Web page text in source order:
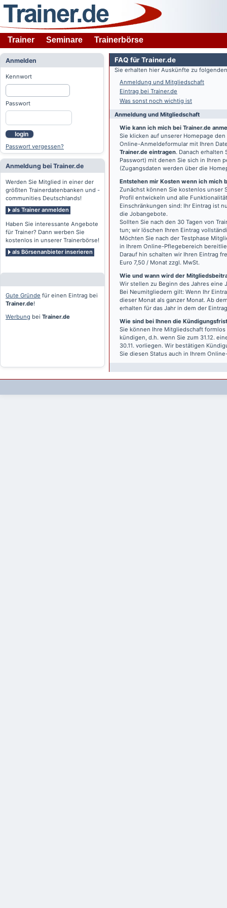
Trainer Seminare Trainerbörse
Anmelden
Kennwort
Passwort
login
Passwort vergessen?
Anmeldung bei Trainer.de
Werden Sie Mitglied in einer der
größten Trainerdatenbanken und -
communities Deutschlands!
als Trainer anmelden
Haben Sie interessante Angebote
für Trainer? Dann werben Sie
kostenlos in unserer Trainerbörse!
als Börsenanbieter inserieren
Gute Gründe für einen Eintrag bei
Trainer.de!
Werbung bei Trainer.de
FAQ für Trainer.de
Sie erhalten hier Auskünfte zu
Anmeldung und Mitgliedschaft
Eintrag bei Trainer.de
Was sonst noch wichtig ist
Anmeldung und Mitgliedschaft
Wie kann ich mich bei Trainer.de
Sie klicken auf unserer Homepage
Online-Anmeldeformular mit Ihren
Trainer.de eintragen. Danach erhalten
Passwort) mit denen Sie sich in Ihren
(Zugangsdaten werden über die
Entstehen mir Kosten wenn ich mich
Zunächst können Sie kostenlos unser
Profil entwickeln und alle
Einschränkungen sind: Ihr Eintrag ist
die Jobangebote.
Sollten Sie nach den 30 Tagen von
tun; wir löschen Ihren Eintrag
Möchten Sie nach der Testphase
in Ihrem Online-Pflegebereich
Darauf hin schalten wir Ihren Eintrag
Euro 7,50 / Monat zzgl. MwSt.
Wie und wann wird der
Wir stellen zu Beginn des Jahres eine
Bei Neumitgliedern gilt: Wenn Ihr
dieser Monat als ganzer Monat. Ab
erhalten für das Jahr in dem der
Wie sind bei Ihnen die
Sie können Ihre Mitgliedschaft
kündigen, d.h. wenn Sie zum 31.12.
30.11. vorliegen. Wir bestätigen
Sie diesen Status auch in Ihrem